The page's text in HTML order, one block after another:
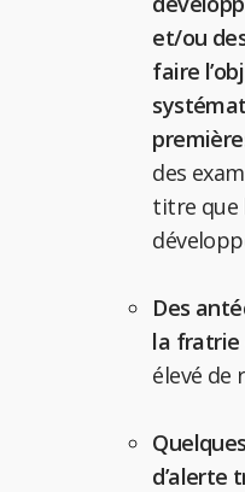
et/ou
faire
des
titre que
Des
la fratrie
élevé de
d’alerte